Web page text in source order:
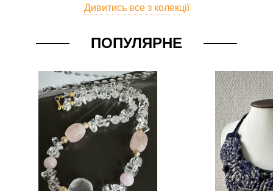
Дивитись все з колекції
ПОПУЛЯРНЕ